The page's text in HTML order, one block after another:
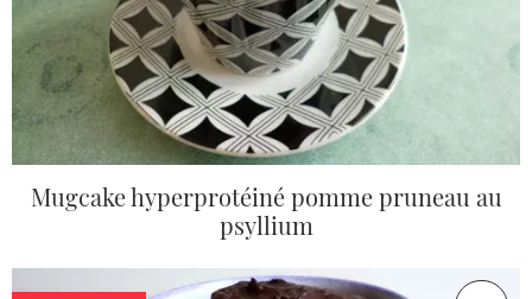
Mugcake hyperprotéiné pomme pruneau au
psyllium